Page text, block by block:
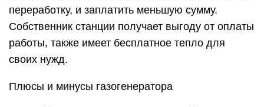
переработку, и заплатить меньшую сумму.
Собственник станции получает выгоду от оплаты
работы, также имеет бесплатное тепло для
своих нужд.
Плюсы и минусы газогенератора